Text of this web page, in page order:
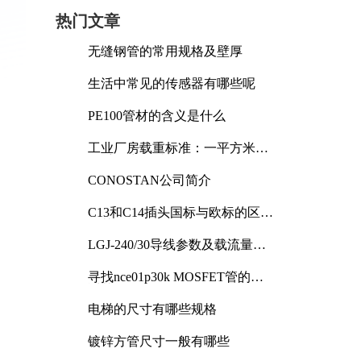
热门文章
无缝钢管的常用规格及壁厚
生活中常见的传感器有哪些呢
PE100管材的含义是什么
工业厂房载重标准：一平方米能
CONOSTAN公司简介
C13和C14插头国标与欧标的区别
LGJ-240/30导线参数及载流量解
寻找nce01p30k MOSFET管的合
电梯的尺寸有哪些规格
镀锌方管尺寸一般有哪些